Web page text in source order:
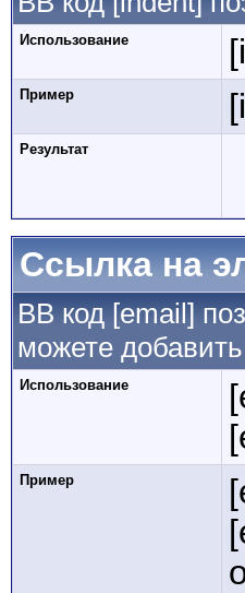
Использование
Пример
Результат
Ссылка на
BB код [email]
можете
Использование
Пример